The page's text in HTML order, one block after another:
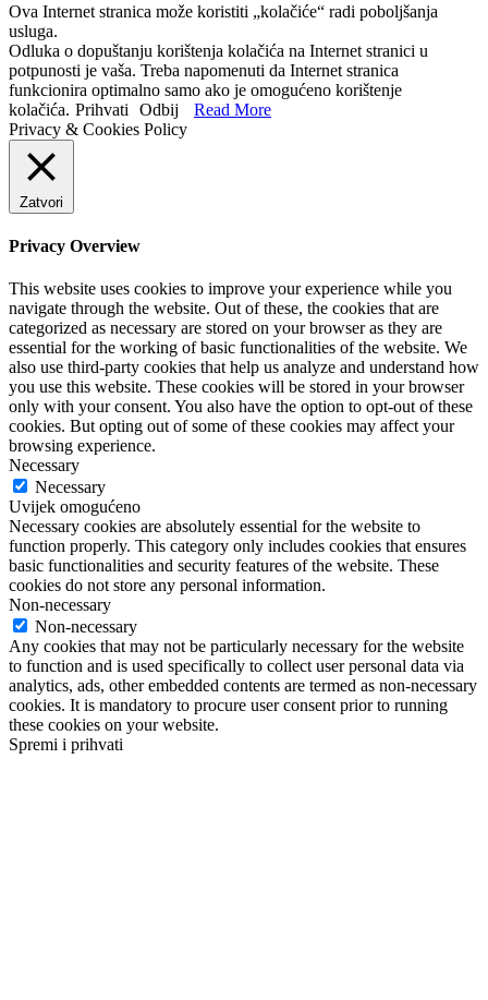
Ova Internet stranica može koristiti „kolačiće“ radi poboljšanja
usluga.
Odluka o dopuštanju korištenja kolačića na Internet stranici u
potpunosti je vaša. Treba napomenuti da Internet stranica
funkcionira optimalno samo ako je omogućeno korištenje
kolačića. Prihvati Odbij
Read More
Privacy & Cookies Policy
Zatvori
Privacy Overview
This website uses cookies to improve your experience while you
navigate through the website. Out of these, the cookies that are
categorized as necessary are stored on your browser as they are
essential for the working of basic functionalities of the website. We
also use third-party cookies that help us analyze and understand how
you use this website. These cookies will be stored in your browser
only with your consent. You also have the option to opt-out of these
cookies. But opting out of some of these cookies may affect your
browsing experience.
Necessary
Necessary
Uvijek omogućeno
Necessary cookies are absolutely essential for the website to
function properly. This category only includes cookies that ensures
basic functionalities and security features of the website. These
cookies do not store any personal information.
Non-necessary
Non-necessary
Any cookies that may not be particularly necessary for the website
to function and is used specifically to collect user personal data via
analytics, ads, other embedded contents are termed as non-necessary
cookies. It is mandatory to procure user consent prior to running
these cookies on your website.
Spremi i prihvati